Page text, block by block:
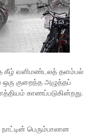
கீழ் வளிமண்டலத் தளம்பல்
குறைந்த அழுத்தப்
காணப்படுகின்றது.
பெரும்பாலான